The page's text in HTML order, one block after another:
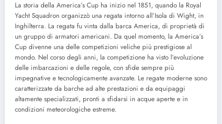
La storia della America’s Cup ha inizio nel 1851, quando la Royal
Yacht Squadron organizzò una regata intorno all’Isola di Wight, in
Inghilterra. La regata fu vinta dalla barca America, di proprietà di
un gruppo di armatori americani. Da quel momento, la America’s
Cup divenne una delle competizioni veliche più prestigiose al
mondo. Nel corso degli anni, la competizione ha visto l’evoluzione
delle imbarcazioni e delle regole, con sfide sempre più
impegnative e tecnologicamente avanzate. Le regate moderne sono
caratterizzate da barche ad alte prestazioni e da equipaggi
altamente specializzati, pronti a sfidarsi in acque aperte e in
condizioni meteorologiche estreme.